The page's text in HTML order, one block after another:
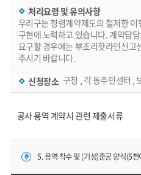
처리요령 및 유의사항
우리구는 청렴계약제도의 철저한
구현에 노력하고 있습니다. 계약담
요구할 경우에는 부조리핫라인신
주시기 바랍니다.
신청장소
구청 ,
공사 용역 계약시 관련 제출서류
5. 용역 착수 및 (기성)준공 양식(5